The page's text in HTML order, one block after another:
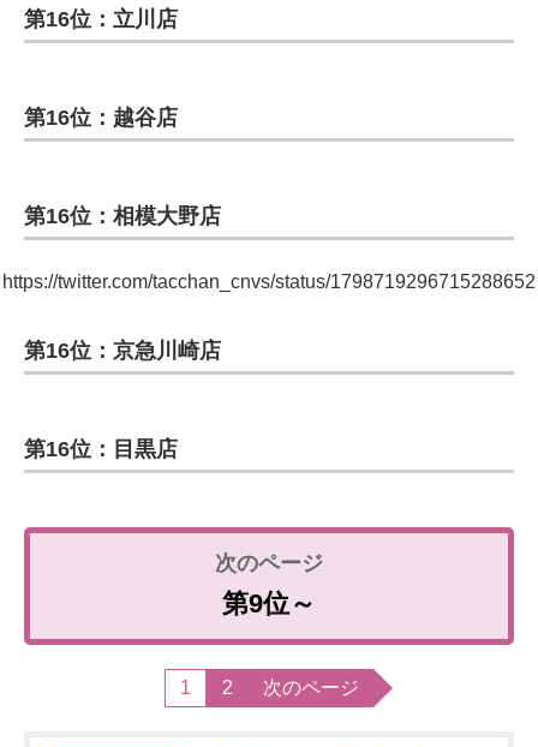
第16位：立川店
第16位：越谷店
第16位：相模大野店
https://twitter.com/tacchan_cnvs/status/1798719296715288652
第16位：京急川崎店
第16位：目黒店
第9位～
1 2 次のページ